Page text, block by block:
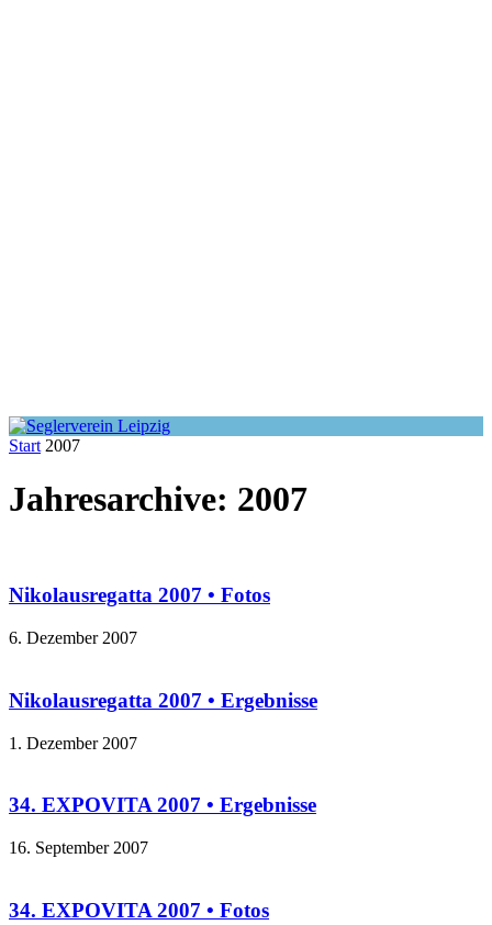
Start 2007
Jahresarchive: 2007
Nikolausregatta 2007 • Fotos
6. Dezember 2007
Nikolausregatta 2007 • Ergebnisse
1. Dezember 2007
34. EXPOVITA 2007 • Ergebnisse
16. September 2007
34. EXPOVITA 2007 • Fotos